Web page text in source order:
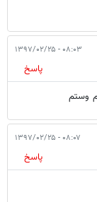
۰۸:۰۳ - ۱۳۹۷/۰۲/۲۵
پاسخ
وستم
۰۸:۰۷ - ۱۳۹۷/۰۲/۲۵
پاسخ